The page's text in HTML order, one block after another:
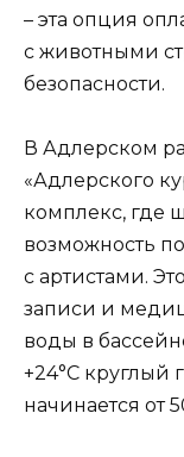
– эта опция
с животными
безопасности.
В Адлерском
«Адлерского
комплекс, где
возможность
с артистами.
записи и
воды в
+24°C круглый
начинается от